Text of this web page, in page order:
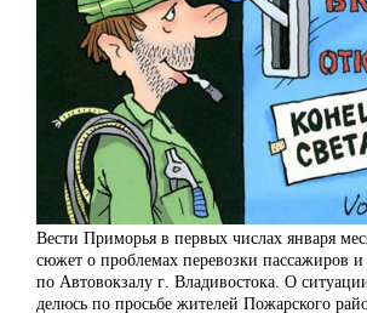
Вести Приморья в первых числах января
сюжет о проблемах перевозки пассажиров
по Автовокзалу г. Владивостока. О
делюсь по просьбе жителей Пожарского